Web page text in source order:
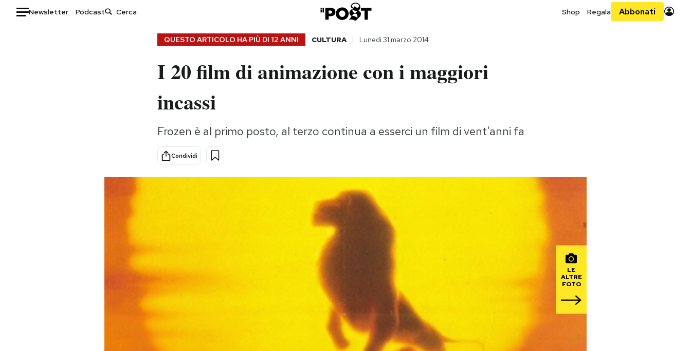
Newsletter Podcast Shop Regala Abbonati
Storie/Idee
Ok Boomer!
Europa
QUESTO ARTICOLO HA PIÙ DI 12 ANNI CULTURA Lunedì 31 marzo 2014
I 20 film di animazione con i maggiori
incassi
Frozen è al primo posto, al terzo continua a esserci un film di vent'anni fa
Condividi
LE
ALTRE
FOTO